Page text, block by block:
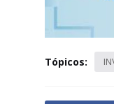
Tópicos: